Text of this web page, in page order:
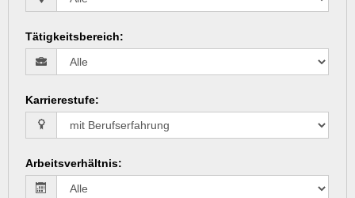
Tätigkeitsbereich:
Karrierestufe:
Arbeitsverhältnis: